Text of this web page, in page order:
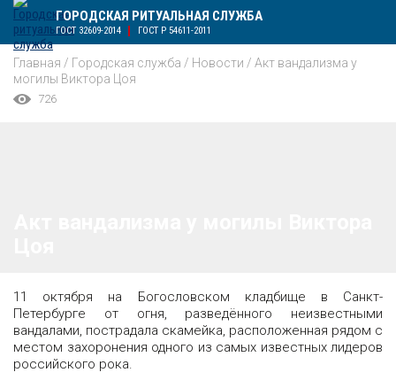
ГОРОДСКАЯ РИТУАЛЬНАЯ СЛУЖБА
ГОСТ 32609-2014 ГОСТ Р 54611-2011
Главная / Городская служба / Новости / Акт вандализма у
могилы Виктора Цоя
726
11 октября на Богословском кладбище в Санкт-
Петербурге от огня, разведённого неизвестными
вандалами, пострадала скамейка, расположенная рядом с
местом захоронения одного из самых известных лидеров
российского рока.